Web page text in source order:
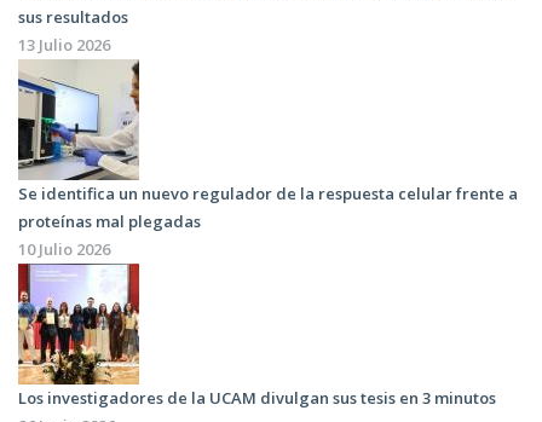
sus resultados
13 Julio 2026
Se identifica un nuevo regulador de la respuesta celular frente a
proteínas mal plegadas
10 Julio 2026
Los investigadores de la UCAM divulgan sus tesis en 3 minutos